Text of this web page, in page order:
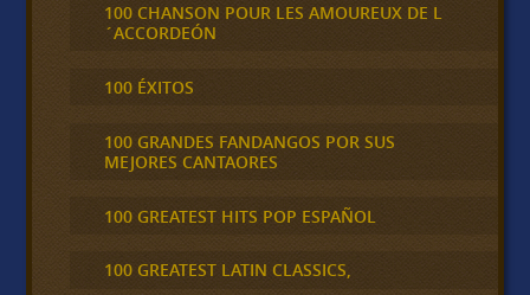
100 CHANSON POUR LES AMOUREUX DE L
´ACCORDEÓN
100 ÉXITOS
100 GRANDES FANDANGOS POR SUS
MEJORES CANTAORES
100 GREATEST HITS POP ESPAÑOL
100 GREATEST LATIN CLASSICS,